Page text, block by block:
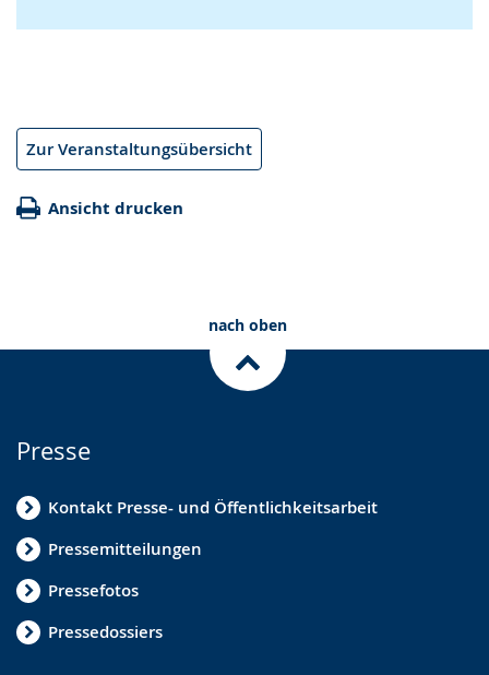
Zur Veranstaltungsübersicht
Ansicht drucken
nach oben
Presse
Kontakt Presse- und Öffentlichkeitsarbeit
Pressemitteilungen
Pressefotos
Pressedossiers